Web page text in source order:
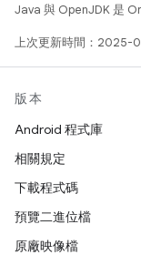
Java 與 OpenJDK 是
上次更新時間：2025-
版本
Android 程式庫
相關規定
下載程式碼
預覽二進位檔
原廠映像檔